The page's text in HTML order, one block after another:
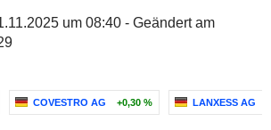
um 08:40 - Geändert am
COVESTRO AG +0,30 % LANXESS AG